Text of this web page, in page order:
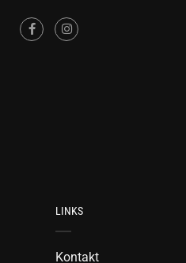
LINKS
Kontakt